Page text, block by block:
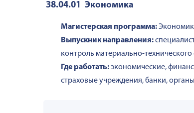
38.04.01 Экономика
Магистерская программа:
Выпускник направления:
контроль материально-
Где работать:экономические,
страховые учреждения, банки,